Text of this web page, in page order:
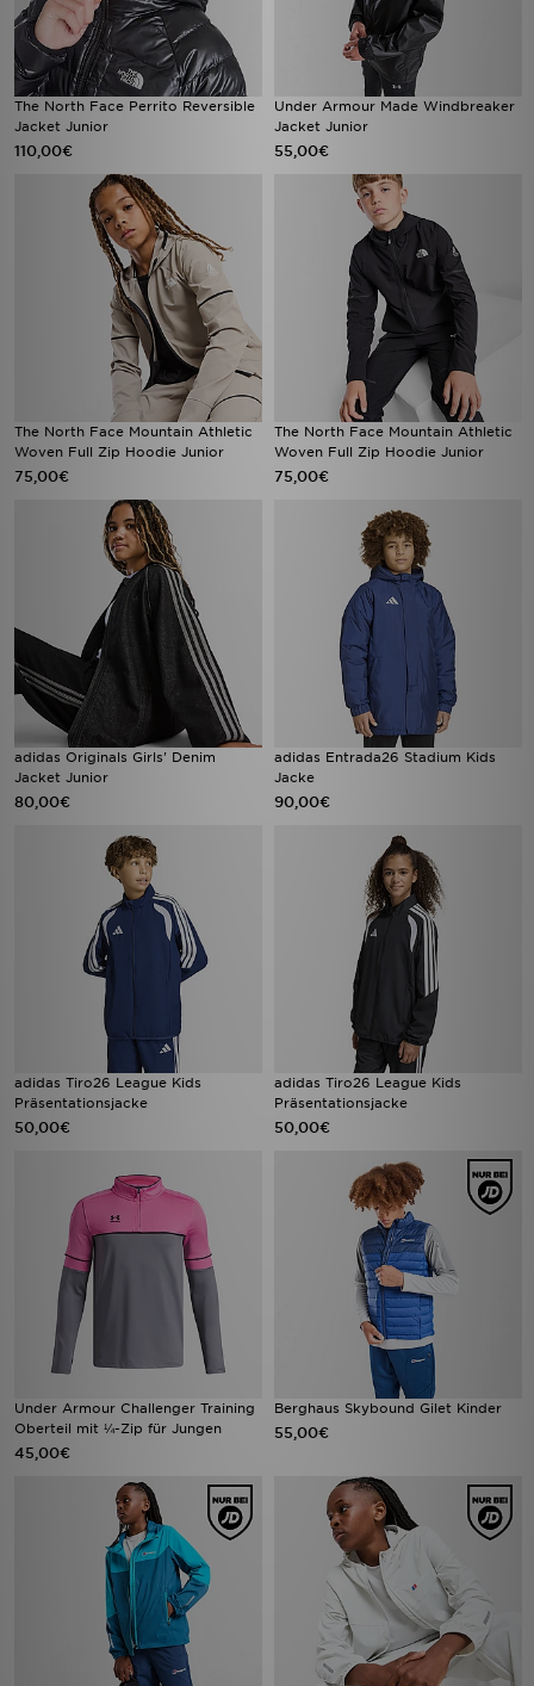
The North Face Perrito Reversible
Jacket Junior
110,00€
Under Armour Made Windbreaker
Jacket Junior
55,00€
The North Face Mountain Athletic
Woven Full Zip Hoodie Junior
75,00€
The North Face Mountain Athletic
Woven Full Zip Hoodie Junior
75,00€
adidas Originals Girls' Denim
Jacket Junior
80,00€
adidas Entrada26 Stadium Kids
Jacke
90,00€
adidas Tiro26 League Kids
Präsentationsjacke
50,00€
adidas Tiro26 League Kids
Präsentationsjacke
50,00€
Under Armour Challenger Training
Oberteil mit ¼-Zip für Jungen
45,00€
Berghaus Skybound Gilet Kinder
55,00€